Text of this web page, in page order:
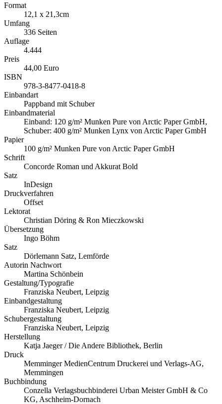
Format
12,1 x 21,3cm
Umfang
336 Seiten
Auflage
4.444
Preis
44,00 Euro
ISBN
978-3-8477-0418-8
Einbandart
Pappband mit Schuber
Einbandmaterial
Einband: 120 g/m² Munken Pure von Arctic Paper GmbH,
Schuber: 400 g/m² Munken Lynx von Arctic Paper GmbH
Papier
100 g/m² Munken Pure von Arctic Paper GmbH
Schrift
Concorde Roman und Akkurat Bold
Satz
InDesign
Druckverfahren
Offset
Lektorat
Christian Döring & Ron Mieczkowski
Übersetzung
Ingo Böhm
Satz
Dörlemann Satz, Lemförde
Autorin Nachwort
Martina Schönbein
Gestaltung/Typografie
Franziska Neubert, Leipzig
Einbandgestaltung
Franziska Neubert, Leipzig
Schubergestaltung
Franziska Neubert, Leipzig
Herstellung
Katja Jaeger / Die Andere Bibliothek, Berlin
Druck
Memminger MedienCentrum Druckerei und Verlags-AG,
Memmingen
Buchbindung
Conzella Verlagsbuchbinderei Urban Meister GmbH & Co
KG, Aschheim-Dornach